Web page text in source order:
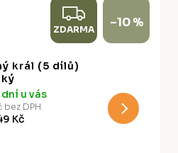
Z
D
ZDARMA –10 %
král (5 dílů)
u vás
bez DPH
Kč